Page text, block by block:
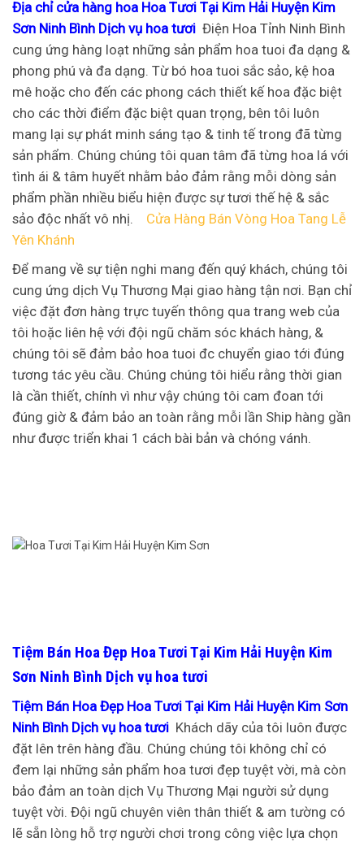
Địa chỉ cửa hàng hoa Hoa Tươi Tại Kim Hải Huyện Kim
Sơn Ninh Bình Dịch vụ hoa tươi Điện Hoa Tỉnh Ninh Bình
cung ứng hàng loạt những sản phẩm hoa tuoi đa dạng &
phong phú và đa dạng. Từ bó hoa tuoi sắc sảo, kệ hoa
mê hoặc cho đến các phong cách thiết kế hoa đặc biệt
cho các thời điểm đặc biệt quan trọng, bên tôi luôn
mang lại sự phát minh sáng tạo & tinh tế trong đã từng
sản phẩm. Chúng chúng tôi quan tâm đã từng hoa lá với
tình ái & tâm huyết nhằm bảo đảm rằng mỗi dòng sản
phẩm phần nhiều biểu hiện được sự tươi thế hệ & sắc
sảo độc nhất vô nhị. Cửa Hàng Bán Vòng Hoa Tang Lễ
Yên Khánh
Để mang về sự tiện nghi mang đến quý khách, chúng tôi
cung ứng dịch Vụ Thương Mại giao hàng tận nơi. Bạn chỉ
việc đặt đơn hàng trực tuyến thông qua trang web của
tôi hoặc liên hệ với đội ngũ chăm sóc khách hàng, &
chúng tôi sẽ đảm bảo hoa tuoi đc chuyển giao tới đúng
tương tác yêu cầu. Chúng chúng tôi hiểu rằng thời gian
là cần thiết, chính vì như vậy chúng tôi cam đoan tới
đúng giờ & đảm bảo an toàn rằng mỗi lần Ship hàng gần
như được triển khai 1 cách bài bản và chóng vánh.
Tiệm Bán Hoa Đẹp Hoa Tươi Tại Kim Hải Huyện Kim
Sơn Ninh Bình Dịch vụ hoa tươi
Tiệm Bán Hoa Đẹp Hoa Tươi Tại Kim Hải Huyện Kim Sơn
Ninh Bình Dịch vụ hoa tươi Khách dãy của tôi luôn được
đặt lên trên hàng đầu. Chúng chúng tôi không chỉ có
đem lại những sản phẩm hoa tươi đẹp tuyệt vời, mà còn
bảo đảm an toàn dịch Vụ Thương Mại người sử dụng
tuyệt vời. Đội ngũ chuyên viên thân thiết & am tường có
lẽ sẵn lòng hỗ trợ người chơi trong công việc lựa chọn